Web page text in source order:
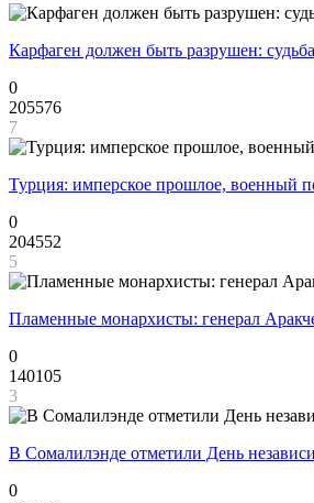
Карфаген должен быть разрушен:
0
205576
7
Турция: имперское прошлое, военный
0
204552
5
Пламенные монархисты: генерал
0
140105
3
В Сомалилэнде отметили День
0